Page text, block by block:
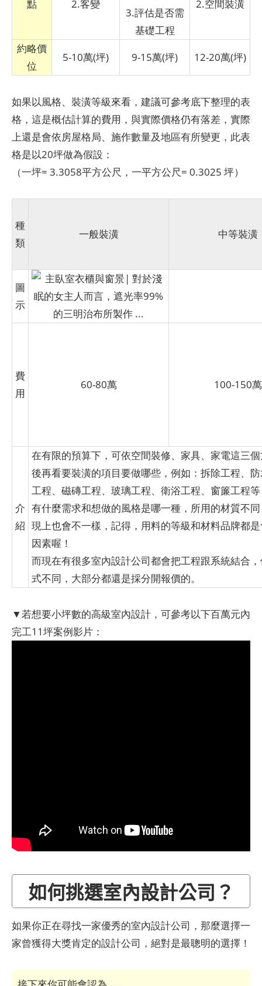
點 2.客變
3.評估是否需
基礎工程
2.空間裝潢
約略價
位
5-10萬(坪) 9-15萬(坪) 12-20萬(坪)
如果以風格、裝潢等級來看，建議可參考底下整理的表
格，這是概估計算的費用，與實際價格仍有落差，實際
上還是會依房屋格局、施作數量及地區有所變更，此表
格是以20坪做為假設：
（一坪= 3.3058平方公尺，一平方公尺= 0.3025 坪）
種
類
一般裝潢 中等裝潢
圖
示
費
用
60-80萬 100-150萬
介
紹
在有限的預算下，可依空間裝修、家具、家電這三
後再看要裝潢的項目要做哪些，例如：拆除工程、
工程、磁磚工程、玻璃工程、衛浴工程、窗簾工程
有什麼需求和想做的風格是哪一種，所用的材質不
現上也會不一樣，記得，用料的等級和材料品牌都
因素喔！
而現在有很多室內設計公司都會把工程跟系統結合
式不同，大部分都還是採分開報價的。
▼若想要小坪數的高級室內設計，可參考以下百萬元內
完工11坪案例影片：
如何挑選室內設計公司？
如果你正在尋找一家優秀的室內設計公司，那麼選擇一
家曾獲得大獎肯定的設計公司，絕對是最聰明的選擇！